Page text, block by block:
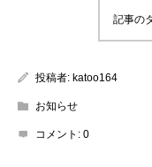
記事の
投稿者: katoo164
お知らせ
コメント: 0